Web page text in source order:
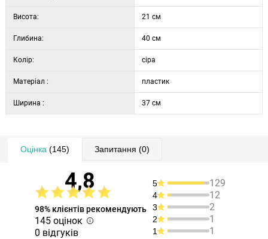
Висота: 21 см
Глибина: 40 см
Колір: сіра
Матеріал : пластик
Ширина : 37 см
Оцінка (145) Запитання (0)
4,8
98% клієнтів рекомендують
145 оцінок
0 відгуків
5 129
4 12
3 2
2 1
1 1